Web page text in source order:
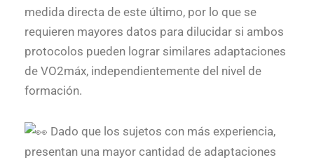
medida directa de este último, por lo que se
requieren mayores datos para dilucidar si ambos
protocolos pueden lograr similares adaptaciones
de VO2máx, independientemente del nivel de
formación.
Dado que los sujetos con más experiencia,
presentan una mayor cantidad de adaptaciones